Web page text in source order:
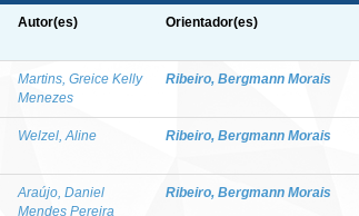
Autor(es) Orientador(es)
Martins, Greice Kelly
Menezes
Ribeiro, Bergmann Morais
Welzel, Aline Ribeiro, Bergmann Morais
Araújo, Daniel
Mendes Pereira
Ribeiro, Bergmann Morais